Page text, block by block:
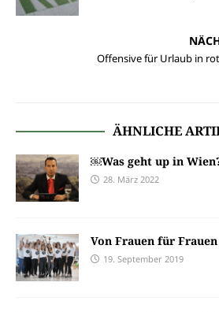
Offensive für Urlaub in
ÄHNLICHE
￼Was geht up in
28. März 2022
Von Frauen für Frauen
19. September 2019